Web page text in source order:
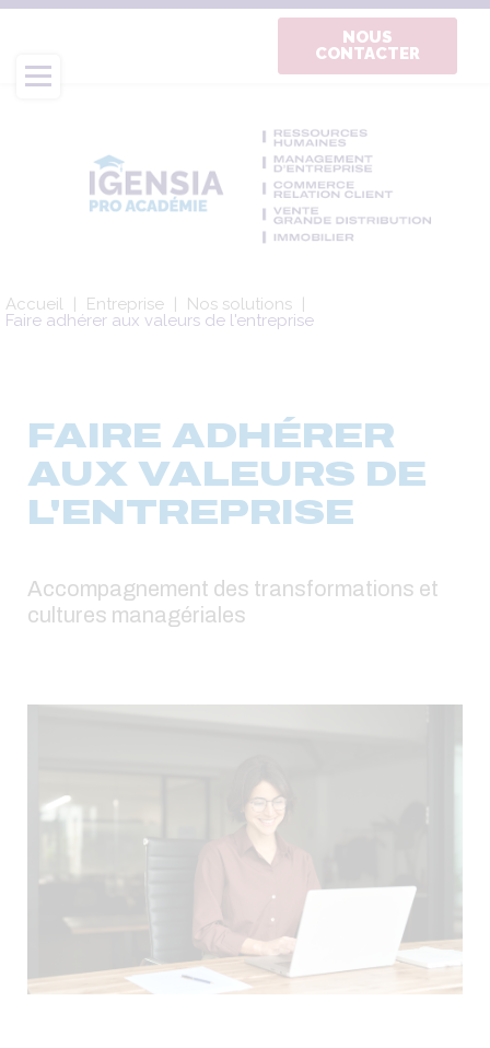
Aller
contenu
principal
NOUS
CONTACTER
Fil
d'Ariane
Accueil Entreprise
Nos solutions
Faire adhérer aux valeurs de l'entreprise
FAIRE ADHÉRER
AUX VALEURS DE
L'ENTREPRISE
Accompagnement des transformations et
cultures managériales